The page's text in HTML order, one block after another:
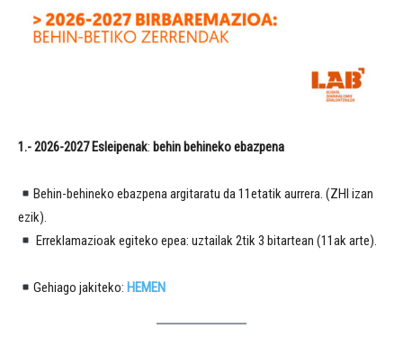
1.- 2026-2027 Esleipenak: behin behineko ebazpena
Behin-behineko ebazpena argitaratu da 11etatik aurrera. (ZHI izan
ezik).
Erreklamazioak egiteko epea: uztailak 2tik 3 bitartean (11ak arte).
Gehiago jakiteko: HEMEN